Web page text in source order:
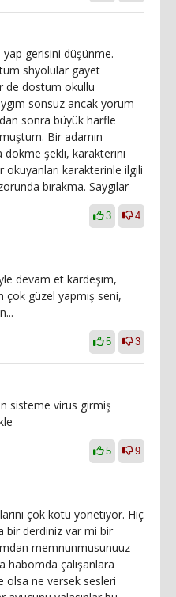
yap gerisini düşünme.
shyolular gayet
de dostum okullu
sonsuz ancak yorum
sonra büyük harfle
Bir adamın
dökme şekli, karakterini
okuyanları karakterinle ilgili
bırakma. Saygılar
3 4
devam et kardeşim,
çok güzel yapmış seni,
5 3
sisteme virus girmiş
5 9
çok kötü yönetiyor. Hiç
bir derdiniz var mi bir
memnunmusunuuz
habomda çalışanlara
olsa ne versek sesleri